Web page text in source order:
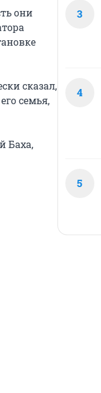
они
сказал,
семья,
Баха,
3
4
5